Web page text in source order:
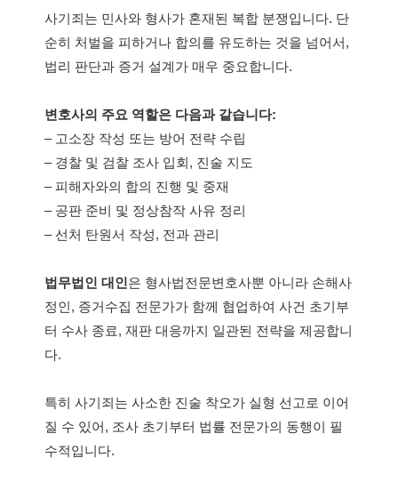
사기죄는 민사와 형사가 혼재된 복합 분쟁입니다. 단
순히 처벌을 피하거나 합의를 유도하는 것을 넘어서,
법리 판단과 증거 설계가 매우 중요합니다.
변호사의 주요 역할은 다음과 같습니다:
– 고소장 작성 또는 방어 전략 수립
– 경찰 및 검찰 조사 입회, 진술 지도
– 피해자와의 합의 진행 및 중재
– 공판 준비 및 정상참작 사유 정리
– 선처 탄원서 작성, 전과 관리
법무법인 대인은 형사법전문변호사뿐 아니라 손해사
정인, 증거수집 전문가가 함께 협업하여 사건 초기부
터 수사 종료, 재판 대응까지 일관된 전략을 제공합니
다.
특히 사기죄는 사소한 진술 착오가 실형 선고로 이어
질 수 있어, 조사 초기부터 법률 전문가의 동행이 필
수적입니다.